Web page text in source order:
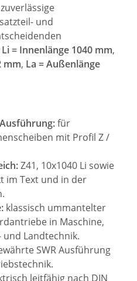
und
Li = Innenlänge 1040 mm,
mm, La = Außenlänge
für
mit Profil Z /
Z41, 10x1040 Li sowie
im Text und in der
klassisch ummantelter
in Maschine,
Landtechnik.
SWR Ausführung
leitfähig nach DIN